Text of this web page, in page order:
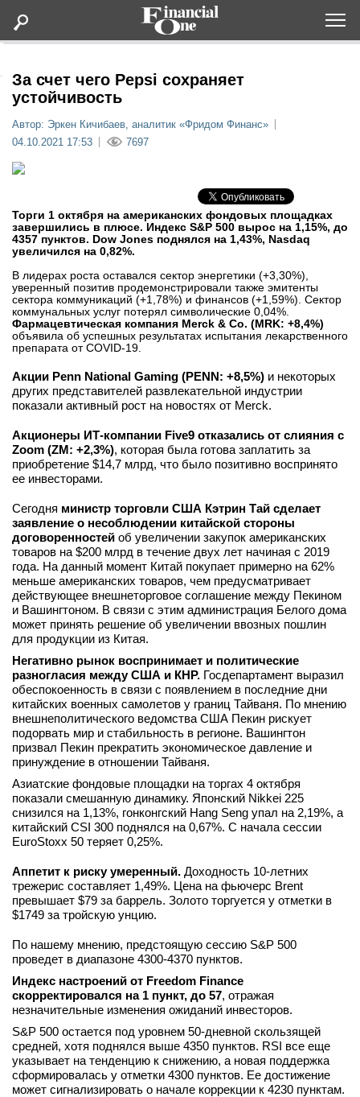
Статьи
Мероприятия
Новости
Интервью
вконтакте
телеграм
Стать автором
Вход
За счет чего Pepsi сохраняет
устойчивость
Автор: Эркен Кичибаев, аналитик «Фридом Финанс»
04.10.2021 17:53
7697
Торги 1 октября на американских фондовых площадках
завершились в плюсе. Индекс S&P 500 вырос на 1,15%, до
4357 пунктов. Dow Jones поднялся на 1,43%, Nasdaq
увеличился на 0,82%.
В лидерах роста оставался сектор энергетики (+3,30%),
уверенный позитив продемонстрировали также эмитенты
сектора коммуникаций (+1,78%) и финансов (+1,59%). Сектор
коммунальных услуг потерял символические 0,04%.
Фармацевтическая компания Merck & Co. (MRK: +8,4%)
объявила об успешных результатах испытания лекарственного
препарата от COVID-19.
Акции Penn National Gaming (PENN: +8,5%) и некоторых
других представителей развлекательной индустрии
показали активный рост на новостях от Merck.
Акционеры ИТ-компании Five9 отказались от слияния с
Zoom (ZM: +2,3%), которая была готова заплатить за
приобретение $14,7 млрд, что было позитивно воспринято
ее инвесторами.
Сегодня министр торговли США Кэтрин Тай сделает
заявление о несоблюдении китайской стороны
договоренностей об увеличении закупок американских
товаров на $200 млрд в течение двух лет начиная с 2019
года. На данный момент Китай покупает примерно на 62%
меньше американских товаров, чем предусматривает
действующее внешнеторговое соглашение между Пекином
и Вашингтоном. В связи с этим администрация Белого дома
может принять решение об увеличении ввозных пошлин
для продукции из Китая.
Негативно рынок воспринимает и политические
разногласия между США и КНР. Госдепартамент выразил
обеспокоенность в связи с появлением в последние дни
китайских военных самолетов у границ Тайваня. По мнению
внешнеполитического ведомства США Пекин рискует
подорвать мир и стабильность в регионе. Вашингтон
призвал Пекин прекратить экономическое давление и
принуждение в отношении Тайваня.
Азиатские фондовые площадки на торгах 4 октября
показали смешанную динамику. Японский Nikkei 225
снизился на 1,13%, гонконгский Hang Seng упал на 2,19%, а
китайский CSI 300 поднялся на 0,67%. С начала сессии
EuroStoxx 50 теряет 0,25%.
Аппетит к риску умеренный. Доходность 10-летних
трежерис составляет 1,49%. Цена на фьючерс Brent
превышает $79 за баррель. Золото торгуется у отметки в
$1749 за тройскую унцию.
По нашему мнению, предстоящую сессию S&P 500
проведет в диапазоне 4300-4370 пунктов.
Индекс настроений от Freedom Finance
скорректировался на 1 пункт, до 57, отражая
незначительные изменения ожиданий инвесторов.
S&P 500 остается под уровнем 50-дневной скользящей
средней, хотя поднялся выше 4350 пунктов. RSI все еще
указывает на тенденцию к снижению, а новая поддержка
сформировалась у отметки 4300 пунктов. Ее достижение
может сигнализировать о начале коррекции к 4230 пунктам.